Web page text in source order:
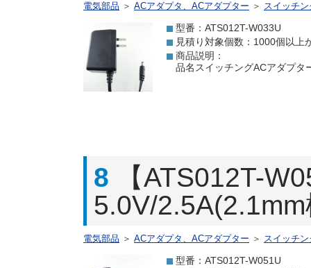
電気部品 ＞ ACアダプタ、ACアダプター ＞ スイッチ
型番：ATS012T-W033U
見積り対象個数：1000個以上
商品説明：
品名スイッチングACアダプタ
8
【ATS012T-
5.0V/
電気部品 ＞ ACアダプタ、ACアダプター ＞ スイッチ
型番：ATS012T-W051U